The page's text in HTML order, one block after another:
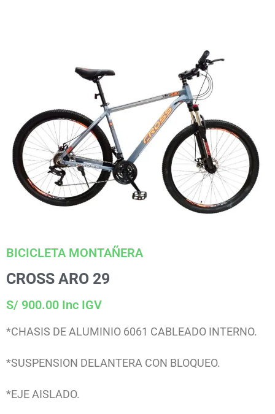
BICICLETA MONTAÑERA
CROSS ARO 29
S/ 900.00 Inc IGV
*CHASIS DE ALUMINIO 6061 CABLEADO INTERNO.
*SUSPENSION DELANTERA CON BLOQUEO.
*EJE AISLADO.